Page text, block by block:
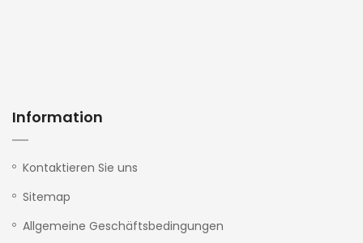
Information
Kontaktieren Sie uns
Sitemap
Allgemeine Geschäftsbedingungen